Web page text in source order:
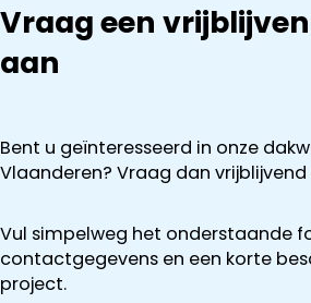
Vraag een
aan
Bent u geïnteresseerd in onze
Vlaanderen? Vraag dan
Vul simpelweg het onderstaande
contactgegevens en een korte
project.